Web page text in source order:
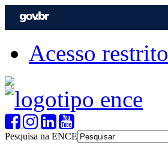
Acesso restrito
Pesquisa na ENCE